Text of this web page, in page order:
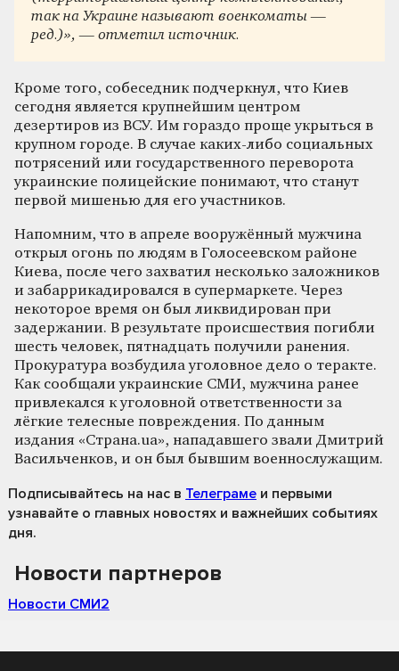
так на Украине называют военкоматы —
ред.)», — отметил источник.
Кроме того, собеседник подчеркнул, что Киев
сегодня является крупнейшим центром
дезертиров из ВСУ. Им гораздо проще укрыться в
крупном городе. В случае каких-либо социальных
потрясений или государственного переворота
украинские полицейские понимают, что станут
первой мишенью для его участников.
Напомним, что в апреле вооружённый мужчина
открыл огонь по людям в Голосеевском районе
Киева, после чего захватил несколько заложников
и забаррикадировался в супермаркете. Через
некоторое время он был ликвидирован при
задержании. В результате происшествия погибли
шесть человек, пятнадцать получили ранения.
Прокуратура возбудила уголовное дело о теракте.
Как сообщали украинские СМИ, мужчина ранее
привлекался к уголовной ответственности за
лёгкие телесные повреждения. По данным
издания «Страна.ua», нападавшего звали Дмитрий
Васильченков, и он был бывшим военнослужащим.
Подписывайтесь на нас в Телеграме и первыми
узнавайте о главных новостях и важнейших событиях
дня.
Новости партнеров
Новости СМИ2